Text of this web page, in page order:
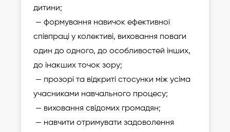
дитини;
— формування навичок ефективної
співпраці у колективі, виховання поваги
один до одного, до особливостей інших,
до інакших точок зору;
— прозорі та відкриті стосунки між усіма
учасниками навчального процесу;
— виховання свідомих громадян;
— навчити отримувати задоволення